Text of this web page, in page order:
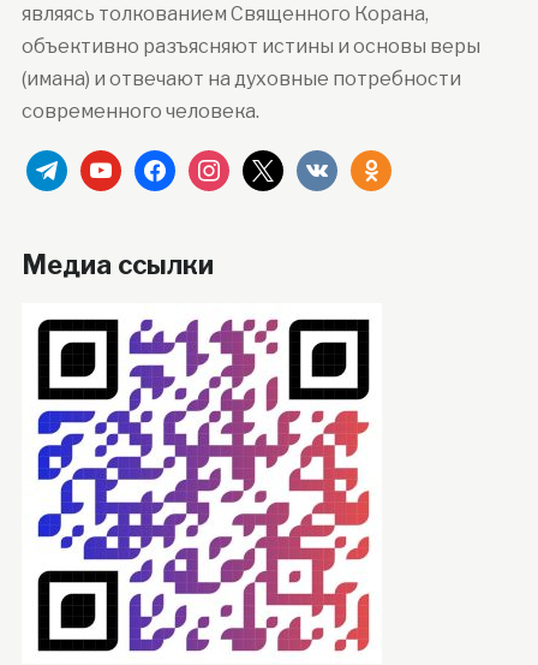
являясь толкованием Священного Корана,
объективно разъясняют истины и основы веры
(имана) и отвечают на духовные потребности
современного человека.
telegramyoutubefacebookinstagram
x vkontakteodnoklassniki
Медиа ссылки